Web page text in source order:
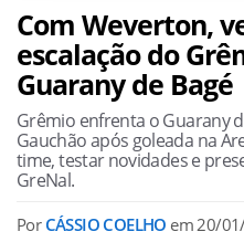
Com Weverton,
escalação do
Guarany de Bagé
Grêmio enfrenta o Guarany
Gauchão após goleada na
time, testar novidades e
GreNal.
Por CÁSSIO COELHO em20/